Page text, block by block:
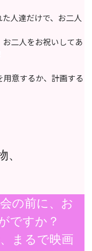
人達だけで、お二人
二人をお祝いしてあ
意するか、計画する
の前に、お
ですか？
まるで映画